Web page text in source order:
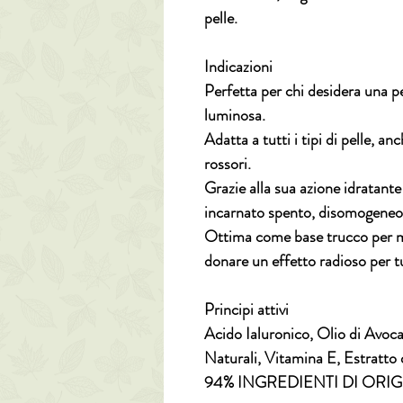
pelle.
Indicazioni
Perfetta per chi desidera una
luminosa.
Adatta a tutti i tipi di pelle,
rossori.
Grazie alla sua azione
incarnato spento,
Ottima come base trucco per
donare un effetto radioso per
Principi attivi
Acido Ialuronico, Olio di
Naturali, Vitamina E, Estratto
94% INGREDIENTI DI